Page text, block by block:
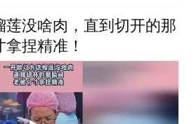
莲没啥肉，直到切开的那
捏精准！